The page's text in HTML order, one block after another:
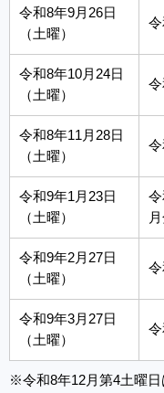
令和8年9月26日
（土曜）
令和8年10月24日
（土曜）
令和8年11月28日
（土曜）
令和9年1月23日
（土曜）
令和9年2月27日
（土曜）
令和9年3月27日
（土曜）
※令和8年12月第4土曜